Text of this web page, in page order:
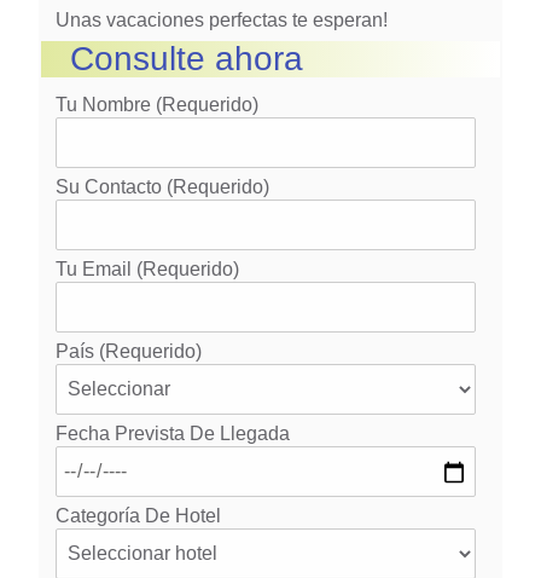
Unas vacaciones perfectas te esperan!
Consulte ahora
Tu Nombre (requerido)
Su Contacto (requerido)
Tu Email (requerido)
País (requerido)
Fecha Prevista De Llegada
Categoría De Hotel